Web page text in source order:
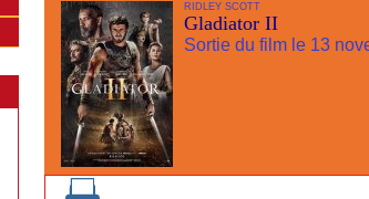
RIDLEY SCOTT
Gladiator II
Sortie du film le 13